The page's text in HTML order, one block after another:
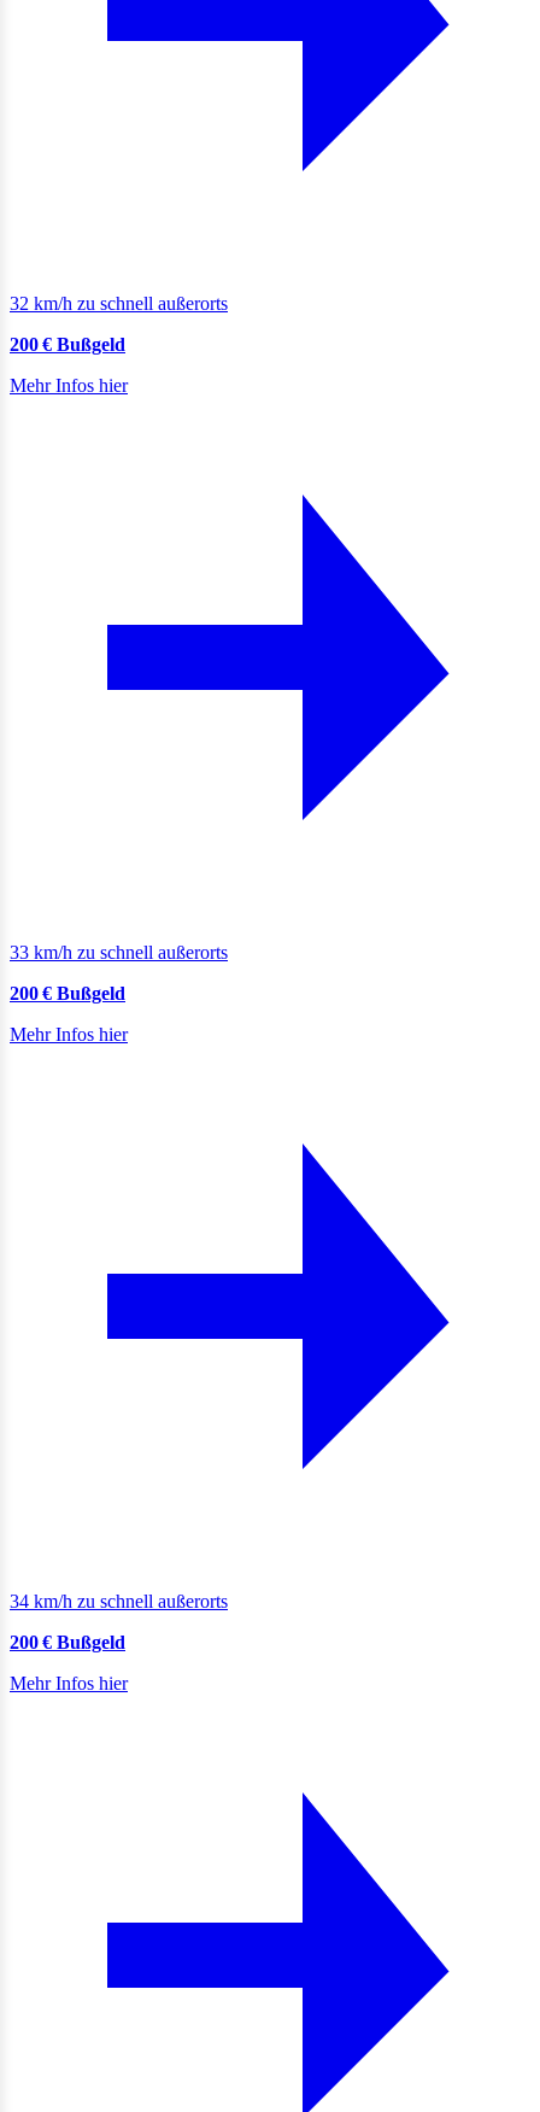
32 km/h zu schnell außerorts
200 € Bußgeld
Mehr Infos hier
33 km/h zu schnell außerorts
200 € Bußgeld
Mehr Infos hier
34 km/h zu schnell außerorts
200 € Bußgeld
Mehr Infos hier